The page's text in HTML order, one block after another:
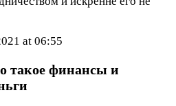
at 06:55
такое финансы и